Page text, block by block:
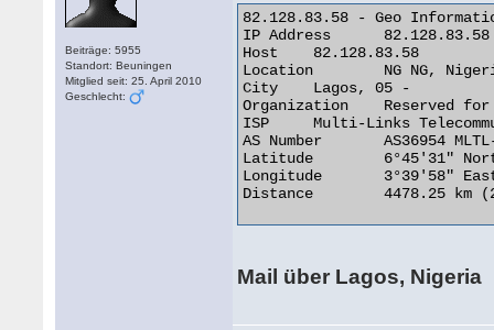
Beiträge: 5955
Standort: Beuningen
Mitglied seit: 25. April 2010
Geschlecht:
82.128.83.58 - Geo
IP Address 	82.128.83.58
Host 	82.128.83.58
Location 	NG NG, Nigeria
City 	Lagos, 05 -
Organization 	Reserved for future use
ISP 	Multi-Links Telecommunications Limited
AS Number 	AS36954 MLTL-AS
Latitude 	6°45'31" North
Longitude 	3°39'58" East
Distance 	4478.25 km (2782.66 miles)
Mail über Lagos, Nigeria